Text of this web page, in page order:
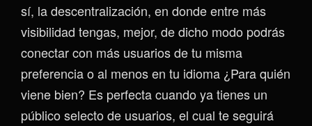
sí, la descentralización, en donde entre más
visibilidad tengas, mejor, de dicho modo podrás
conectar con más usuarios de tu misma
preferencia o al menos en tu idioma ¿Para quién
viene bien? Es perfecta cuando ya tienes un
público selecto de usuarios, el cual te seguirá